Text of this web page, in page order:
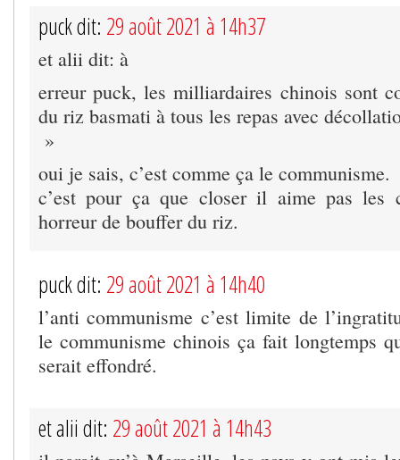
puck dit: 29 août 2021 à 14h37
et alii dit: à
erreur puck, les milliardaires chinois sont
du riz basmati à tous les repas avec
»
oui je sais, c’est comme ça le communisme.
c’est pour ça que closer il aime pas les
horreur de bouffer du riz.
puck dit: 29 août 2021 à 14h40
l’anti communisme c’est limite de
le communisme chinois ça fait longtemps
serait effondré.
et alii dit: 29 août 2021 à 14h43